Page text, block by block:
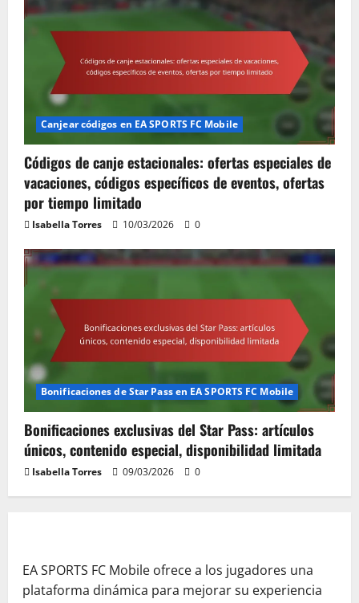
Canjear códigos en EA SPORTS FC Mobile
Códigos de canje estacionales: ofertas especiales de
vacaciones, códigos específicos de eventos, ofertas
por tiempo limitado
Isabella Torres 10/03/2026 0
Bonificaciones de Star Pass en EA SPORTS FC Mobile
Bonificaciones exclusivas del Star Pass: artículos
únicos, contenido especial, disponibilidad limitada
Isabella Torres 09/03/2026 0
EA SPORTS FC Mobile ofrece a los jugadores una
plataforma dinámica para mejorar su experiencia